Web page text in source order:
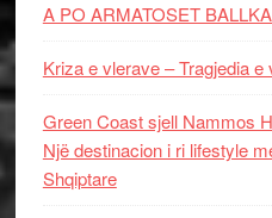
A PO ARMATOSET
Kriza e vlerave – Tragjedia
Green Coast sjell Nammos
Një destinacion i ri lifestyle
Shqiptare